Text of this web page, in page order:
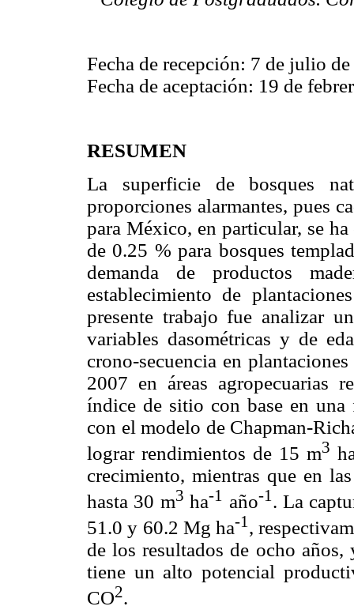
Fecha de recepción: 7 de julio
Fecha de aceptación: 19 de
RESUMEN
La superficie de bosques
proporciones alarmantes, pues
para México, en particular, se
de 0.25 % para bosques
demanda de productos
establecimiento de
presente trabajo fue analizar
variables dasométricas y de
crono-secuencia en
2007 en áreas agropecuarias
índice de sitio con base en una
con el modelo de Chapman-
lograr rendimientos de 15 m3
crecimiento, mientras que en
hasta 30 m3 ha-1 año-1 . La
51.0 y 60.2 Mg ha-1 ,
de los resultados de ocho
tiene un alto potencial
CO2.